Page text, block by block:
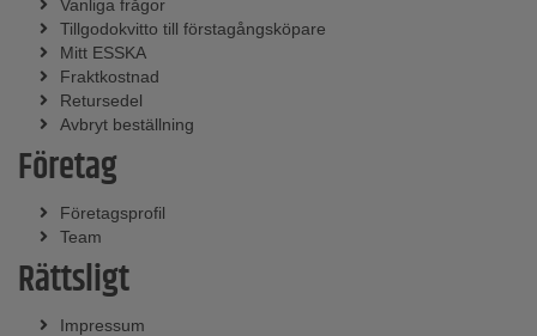
Vanliga frågor
Tillgodokvitto till förstagångsköpare
Mitt ESSKA
Fraktkostnad
Retursedel
Avbryt beställning
Företag
Företagsprofil
Team
Rättsligt
Impressum